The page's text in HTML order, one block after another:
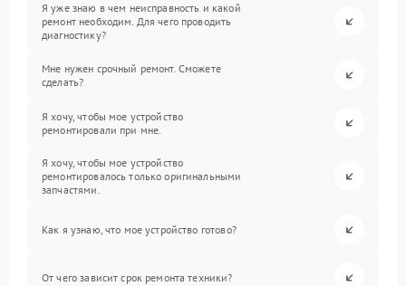
Я уже знаю в чем неисправность и какой
ремонт необходим. Для чего проводить
диагностику?
Мне нужен срочный ремонт. Сможете
сделать?
Я хочу, чтобы мое устройство
ремонтировали при мне.
Я хочу, чтобы мое устройство
ремонтировалось только оригинальными
запчастями.
Как я узнаю, что мое устройство готово?
От чего зависит срок ремонта техники?